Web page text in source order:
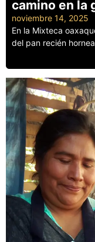
camino en la
noviembre 14, 2025
En la Mixteca
del pan recién